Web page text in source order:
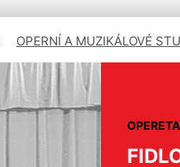
OPERNÍ A MUZIKÁLOVÉ
OPERETA